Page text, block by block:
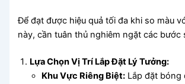
Để đạt được hiệu quả tối đa khi so màu
này, cần tuân thủ nghiêm ngặt các bước
Lựa Chọn Vị Trí Lắp Đặt Lý Tưởng:
Khu Vực Riêng Biệt: Lắp đặt